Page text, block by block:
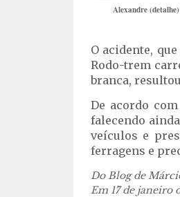
Alexandre
O acidente,
Rodo-trem
branca,
De acordo
falecendo
veículos e
ferragens e
Do Blog de
Em 17 de janeiro